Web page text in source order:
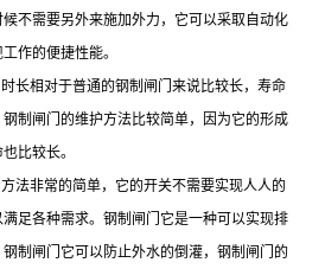
不需要另外来施加外力，它可以采取自动化
作的便捷性能。
长相对于普通的钢制闸门来说比较长，寿命
制闸门的维护方法比较简单，因为它的形成
比较长。
法非常的简单，它的开关不需要实现人人的
足各种需求。钢制闸门它是一种可以实现排
制闸门它可以防止外水的倒灌，钢制闸门的